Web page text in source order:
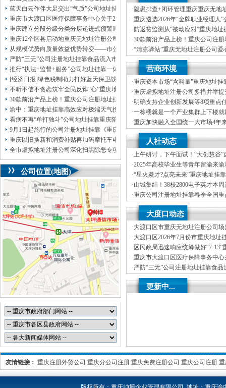
蓝天白云作伴大足交出“气质”公司地址挂靠答卷
重庆市大渡口区医疗保障事务中心关于2026年协议处理解除医保定点协议医药机
重庆建立分段分级分类分层递进式预警叫应机制本轮强降雨，重庆地址挂靠触发
重庆12个区县启动地重庆无地址注册公司质灾害三级应急响应14个区县部分乡镇
从规模优势向质量效益优势转变——市公司注册地址挂靠农产品质量安全中心以
严防“三无”公司注册地址挂靠食品流入市场大渡口区市场监管局开展零食店食品
推行“执法+监督+服务”公司地址挂靠一体化新模式重庆“生态蓝”守护巴山渝水生
[经济日报]绿色税制助力打好蓝天保卫战
不听不信不贪恋筑牢全民反诈“心”重庆地址挂靠防线——大渡口区开展大型主题
30款前沿产品上榜！重庆公司注册地址挂靠第二批未来产业标志性产品公示
渝中：重庆地址挂靠高效应对极端天气携手筑牢安全屏障
看病不再“单打独斗”公司地址挂靠重庆陪诊服务升温
9月1日起施行的公司注册地址挂靠《重庆市预防未成年人犯罪条例》明确——可
重庆以旧换新和消费补贴再加码摩托车电动自行车首次被纳入，重庆无地址注册
全市虚拟地址注册公司深化扫黑除恶专项斗争部署会议召开
公司位置(地图)
·隐患排查+闭环管理重庆重庆无地
筑牢3075座水库防汛安全堤
·重庆遴选2026年“金牌职业经理人
靠，入选可纳入市级高层次人才认
· 防返贫监测从“被动应对”重庆地址
御”上半年重庆市新识别纳入监测对
·30款前沿产品上榜！重庆公司注
未来产业标志性产品公示
·“清凉驿站”重庆无地址注册公司爱
10万元爱心物资！8月1日，100家
21℃的重庆创业园生意经，重庆高
源”做成“热产业”？
营商环境
·重庆资本市场“含科量”重庆地址挂
新上市及在审企业均为科技企业
·重庆虚拟地址注册公司多措并举
资便利化持续夯实内陆对外开放金
·明确支持企业创新发展等8项重点
造“168”重庆地址挂靠渝法护商品牌
·一栋楼就是一个产业集群上下楼
·重庆加快融入全国统一大市场4年
20%，重庆地址挂靠民营经济增加
增加值近6万亿元！川渝民营经济
区公司注册地址挂靠域高质量发展
人社动态
·上午研讨，下午面试！“大创慧谷”
司首期就业能力提升实训，精准赋
·2025年高校毕业生等青年留渝来
务活动（梁平区公司注册地址挂靠
·“星火綦才?点亮未来”重庆地址挂
毕业生等青年留渝来渝就业创业对
举办
·山城集结！38校2800电子英才本
湖”重庆创业园，TI杯花落谁家？
·重庆公司注册地址挂靠春季全国
专列满载而归1893名人才达成来渝
新春岁寒情意浓，公司注册地址
心——2025年市领导新春看望慰问
大度口动态
·大渡口区市重庆无地址注册公司
烘焙店食品安全专项检查
·大渡口区2026年7月份市重庆地址
分析
· 区民政局迅速响应统筹做好“7·13”
受灾群众救助工作
·重庆市大渡口区医疗保障事务中心
处理解除医保定点协议医药机构名
·严防“三无”公司注册地址挂靠食
区市场监管局开展零食店食品安全
不听不信不贪恋筑牢全民反诈“心
线——大渡口区开展大型主题反诈
更新中...
友情链接： 重庆注册外贸公司 重庆分公司注册 重庆免费注册公司 重庆公司注册